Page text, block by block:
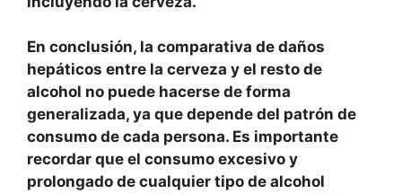
En conclusión, la comparativa de daños
hepáticos entre la cerveza y el resto de
alcohol no puede hacerse de forma
generalizada, ya que depende del patrón de
consumo de cada persona. Es importante
recordar que el consumo excesivo y
prolongado de cualquier tipo de alcohol